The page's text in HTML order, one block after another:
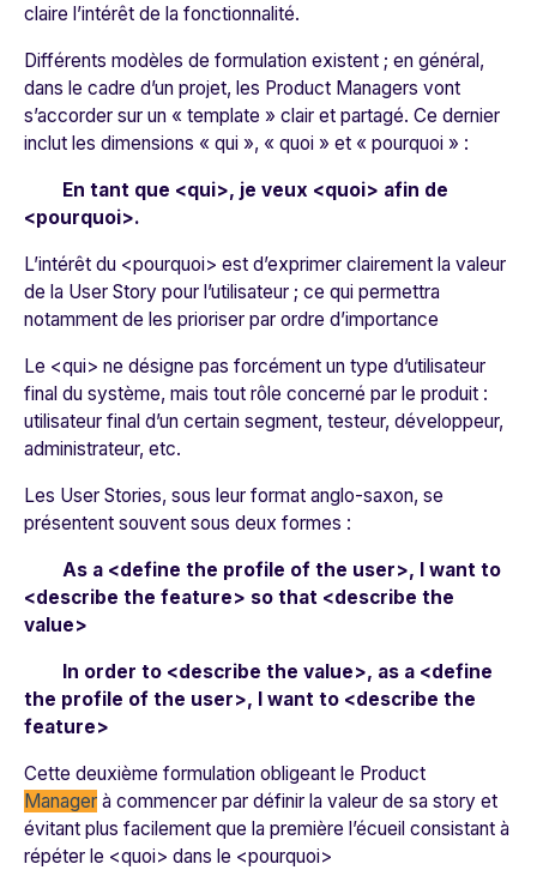
claire l’intérêt de la fonctionnalité.
Différents modèles de formulation existent ; en général,
dans le cadre d’un projet, les Product Managers vont
s’accorder sur un « template » clair et partagé. Ce dernier
inclut les dimensions « qui », « quoi » et « pourquoi » :
En tant que <qui>, je veux <quoi> afin de
<pourquoi>.
L’intérêt du <pourquoi> est d’exprimer clairement la valeur
de la User Story pour l’utilisateur ; ce qui permettra
notamment de les prioriser par ordre d’importance
Le <qui> ne désigne pas forcément un type d’utilisateur
final du système, mais tout rôle concerné par le produit :
utilisateur final d’un certain segment, testeur, développeur,
administrateur, etc.
Les User Stories, sous leur format anglo-saxon, se
présentent souvent sous deux formes :
As a <define the profile of the user>, I want to
<describe the feature> so that <describe the
value>
In order to <describe the value>, as a <define
the profile of the user>, I want to <describe the
feature>
Cette deuxième formulation obligeant le Product
Manager à commencer par définir la valeur de sa story et
évitant plus facilement que la première l’écueil consistant à
répéter le <quoi> dans le <pourquoi>